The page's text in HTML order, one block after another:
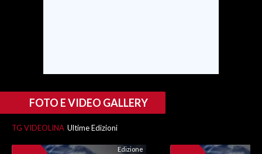
FOTO E VIDEO GALLERY
TG VIDEOLINA Ultime Edizioni
Edizione